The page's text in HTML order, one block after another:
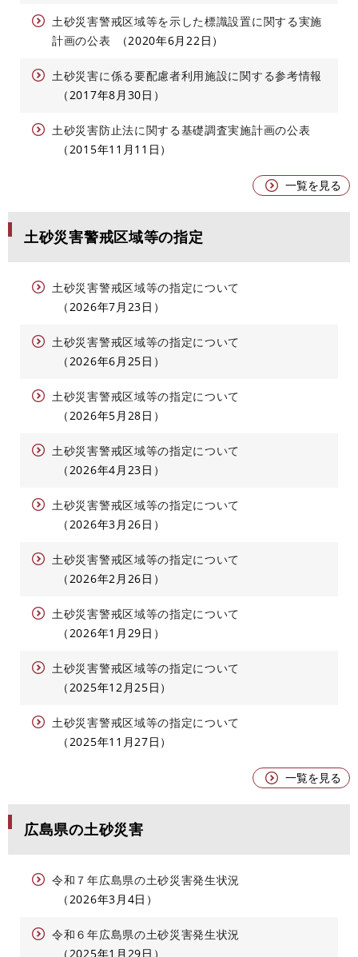
土砂災害警戒区域等を示した標識設置に関する実施
計画の公表
2020年6月22日
土砂災害に係る要配慮者利用施設に関する参考情報
2017年8月30日
土砂災害防止法に関する基礎調査実施計画の公表
2015年11月11日
一覧を見る
土砂災害警戒区域等の指定
土砂災害警戒区域等の指定について
2026年7月23日
土砂災害警戒区域等の指定について
2026年6月25日
土砂災害警戒区域等の指定について
2026年5月28日
土砂災害警戒区域等の指定について
2026年4月23日
土砂災害警戒区域等の指定について
2026年3月26日
土砂災害警戒区域等の指定について
2026年2月26日
土砂災害警戒区域等の指定について
2026年1月29日
土砂災害警戒区域等の指定について
2025年12月25日
土砂災害警戒区域等の指定について
2025年11月27日
一覧を見る
広島県の土砂災害
令和７年広島県の土砂災害発生状況
2026年3月4日
令和６年広島県の土砂災害発生状況
2025年1月29日